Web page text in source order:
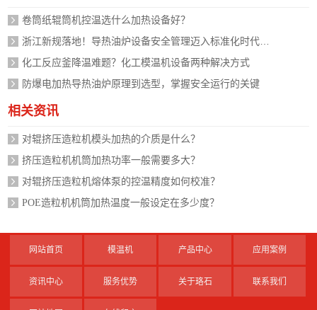
卷筒纸辊筒机控温选什么加热设备好？
化工反应釜降温难题？化工模温机设备两种解决方式
防爆电加热导热油炉原理到选型，掌握安全运行的关键
相关资讯
对辊挤压造粒机模头加热的介质是什么？
挤压造粒机机筒加热功率一般需要多大？
对辊挤压造粒机熔体泵的控温精度如何校准？
POE造粒机机筒加热温度一般设定在多少度？
网站首页 模温机 产品中心 应用案例
资讯中心 服务优势 关于珞石 联系我们